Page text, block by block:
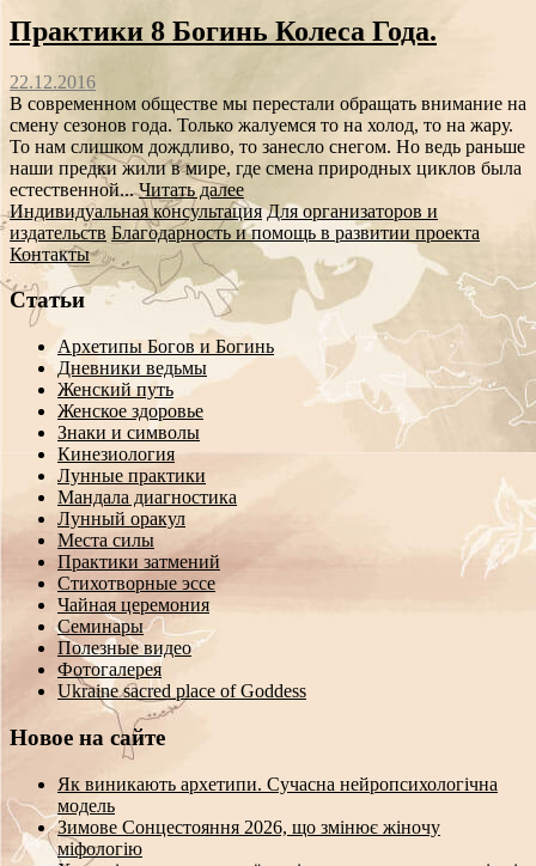
Практики 8 Богинь Колеса Года.
22.12.2016
В современном обществе мы перестали обращать внимание на
смену сезонов года. Только жалуемся то на холод, то на жару.
То нам слишком дождливо, то занесло снегом. Но ведь раньше
наши предки жили в мире, где смена природных циклов была
естественной...Читать далее
Индивидуальная консультация Для организаторов и
издательств Благодарность и помощь в развитии проекта
Контакты
Статьи
Архетипы Богов и Богинь
Дневники ведьмы
Женский путь
Женское здоровье
Знаки и символы
Кинезиология
Лунные практики
Мандала диагностика
Лунный оракул
Места силы
Практики затмений
Стихотворные эссе
Чайная церемония
Семинары
Полезные видео
Фотогалерея
Ukraine sacred place of Goddess
Новое на сайте
Як виникають архетипи. Сучасна нейропсихологічна
модель
Зимове Сонцестояння 2026, що змінює жіночу
міфологію